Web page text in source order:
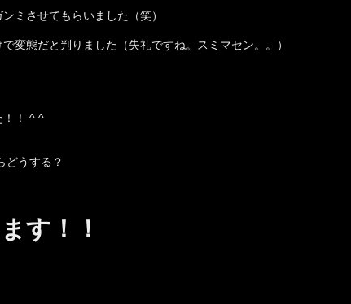
ミさせてもらいました（笑）
変態だと判りました（失礼ですね。スミマセン。。）
！！ ^ ^
どうする？
す！！